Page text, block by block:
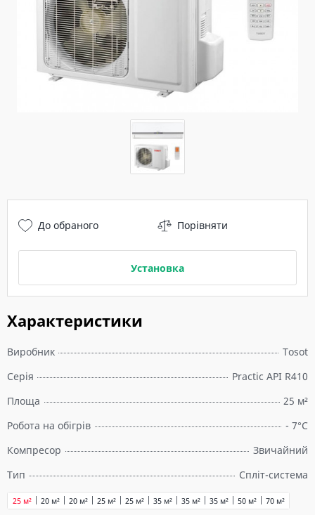
Характеристики
Виробник
Tosot
Серія
Practic API R410
Площа
25 м²
Робота на обігрів
- 7°C
Компресор
Звичайний
Тип
Спліт-система
20 м² 20 м² 25 м² 25 м²
25 м² 35 м² 35 м² 35 м² 50 м² 70 м²
До обраного Порівняти
Установка